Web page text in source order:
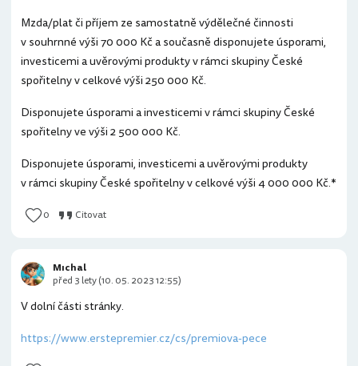
Mzda/plat či příjem ze samostatně výdělečné činnosti
v souhrnné výši 70 000 Kč a současně disponujete úsporami,
investicemi a uvěrovými produkty v rámci skupiny České
spořitelny v celkové výši 250 000 Kč.
Disponujete úsporami a investicemi v rámci skupiny České
spořitelny ve výši 2 500 000 Kč.
Disponujete úsporami, investicemi a uvěrovými produkty
v rámci skupiny České spořitelny v celkové výši 4 000 000 Kč.*
0 Citovat
V dolní části stránky.
https://www.erstepremier.cz/cs/premiova-pece
Mıchal
před 3 lety (10. 05. 2023 12:55)